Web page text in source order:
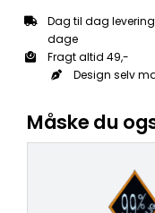
Dag til dag
dage
Fragt altid 49,-
Design selv
Måske du